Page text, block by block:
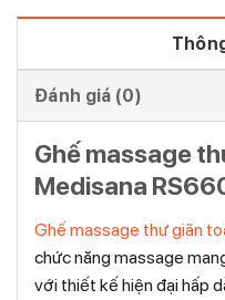
Đánh giá (0)
Ghế massage
Medisana
Ghế massage thư giãn
chức năng massage
với thiết kế hiện đại hấp